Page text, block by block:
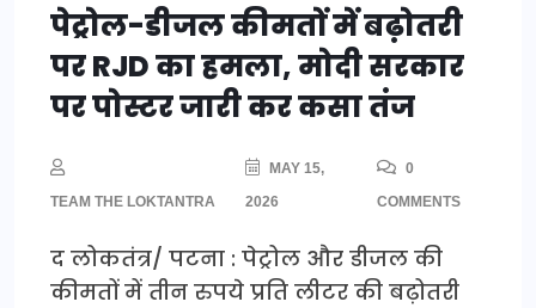
पेट्रोल-डीजल कीमतों में बढ़ोतरी
पर RJD का हमला, मोदी सरकार
पर पोस्टर जारी कर कसा तंज
TEAM THE LOKTANTRA
MAY 15,
2026
0
COMMENTS
द लोकतंत्र/ पटना : पेट्रोल और डीजल की
कीमतों में तीन रुपये प्रति लीटर की बढ़ोतरी